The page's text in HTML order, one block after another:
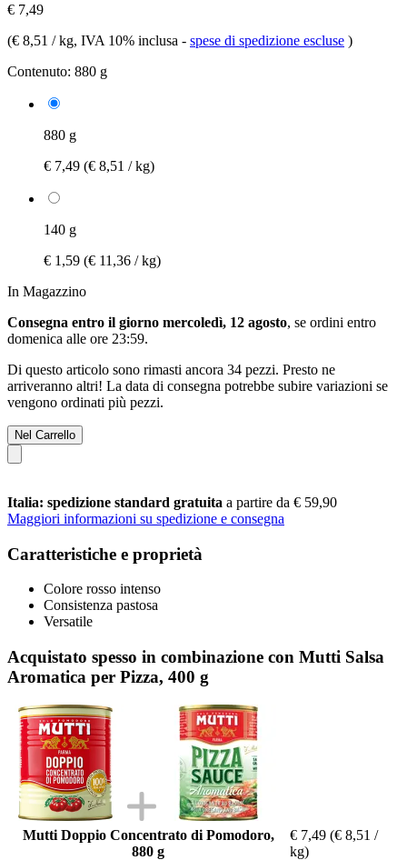
€ 7,49
(€ 8,51 / kg, IVA 10% inclusa - spese di spedizione escluse )
Contenuto: 880 g
880 g
€ 7,49 (€ 8,51 / kg)
140 g
€ 1,59 (€ 11,36 / kg)
In Magazzino
Consegna entro il giorno mercoledì, 12 agosto, se ordini entro
domenica alle ore 23:59.
Di questo articolo sono rimasti ancora 34 pezzi. Presto ne
arriveranno altri! La data di consegna potrebbe subire variazioni se
vengono ordinati più pezzi.
Nel Carrello
Italia: spedizione standard gratuita a partire da € 59,90
Maggiori informazioni su spedizione e consegna
Caratteristiche e proprietà
Colore rosso intenso
Consistenza pastosa
Versatile
Acquistato spesso in combinazione con Mutti Salsa
Aromatica per Pizza, 400 g
Mutti Doppio Concentrato di Pomodoro,
880 g
€ 7,49 (€ 8,51 /
kg)